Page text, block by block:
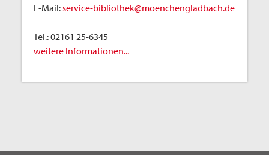
E-Mail:service-bibliothek@moenchengladbach.de
Tel.:02161 25-6345
weitere Informationen...